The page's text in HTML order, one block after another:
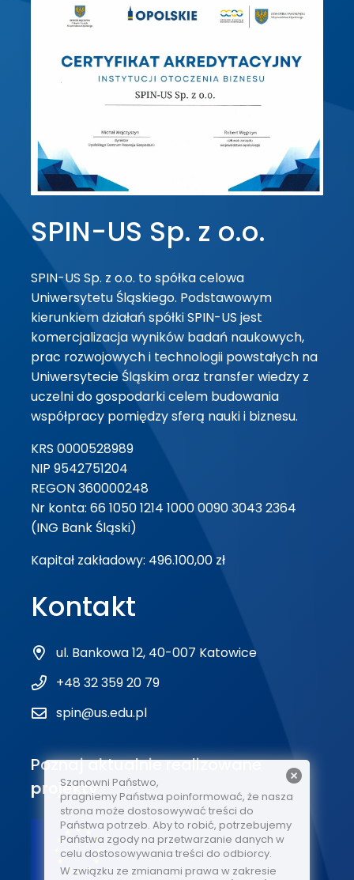
SPIN-US Sp. z o.o.
SPIN-US Sp. z o.o. to spółka celowa
Uniwersytetu Śląskiego. Podstawowym
kierunkiem działań spółki SPIN-US jest
komercjalizacja wyników badań naukowych,
prac rozwojowych i technologii powstałych na
Uniwersytecie Śląskim oraz transfer wiedzy z
uczelni do gospodarki celem budowania
współpracy pomiędzy sferą nauki i biznesu.
KRS 0000528989
NIP 9542751204
REGON 360000248
Nr konta: 66 1050 1214 1000 0090 3043 2364
(ING Bank Śląski)
Kapitał zakładowy: 496.100,00 zł
Kontakt
ul. Bankowa 12, 40-007 Katowice
+48 32 359 20 79
spin@us.edu.pl
Poznaj aktualnie realizowane
projekty
Szanowni Państwo,
pragniemy Państwa poinformować, że nasza
strona może dostosowywać treści do
Państwa potrzeb. Aby to robić, potrzebujemy
Państwa zgody na przetwarzanie danych w
celu dostosowywania treści do odbiorcy.
W związku ze zmianami prawa w zakresie